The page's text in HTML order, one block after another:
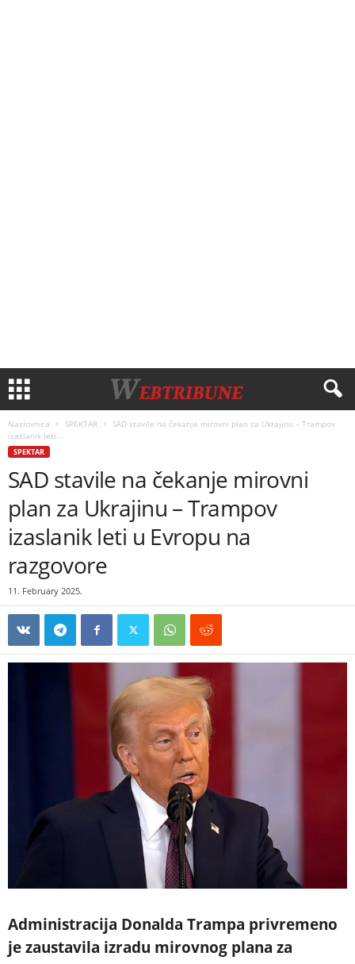
Naslovnica SPEKTAR
SAD stavile na čekanje mirovni plan za Ukrajinu – Trampov
izaslanik leti...
SPEKTAR
SAD stavile na čekanje mirovni
plan za Ukrajinu – Trampov
izaslanik leti u Evropu na
razgovore
11. February 2025.
Administracija Donalda Trampa privremeno
je zaustavila izradu mirovnog plana za